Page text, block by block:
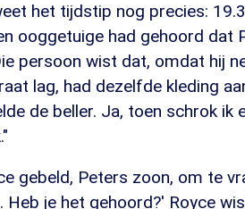
het tijdstip nog precies:
ooggetuige had gehoord dat
persoon wist dat, omdat hij
lag, had dezelfde kleding
de beller. Ja, toen schrok ik
gebeld, Peters zoon, om te
Heb je het gehoord?' Royce